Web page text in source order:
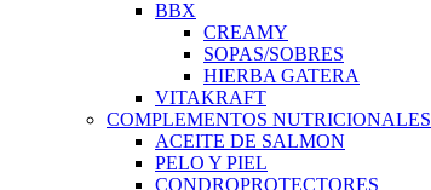
BBX
CREAMY
SOPAS/SOBRES
HIERBA GATERA
VITAKRAFT
COMPLEMENTOS NUTRICIONALES
ACEITE DE SALMON
PELO Y PIEL
CONDROPROTECTORES